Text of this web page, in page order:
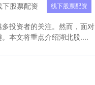
下股票配资 线下股票配资
投资者的关注。然而，面对
本文将重点介绍湖北股....